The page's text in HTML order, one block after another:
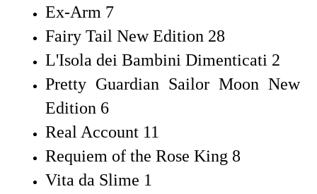
Ex-Arm 7
Fairy Tail New Edition 28
L'Isola dei Bambini Dimenticati 2
Pretty Guardian Sailor Moon New
Edition 6
Real Account 11
Requiem of the Rose King 8
Vita da Slime 1